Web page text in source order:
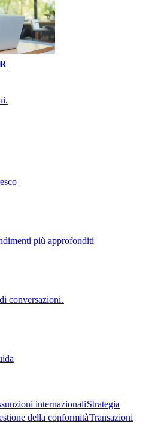
più approfonditi​​
conversazioni.​​
internazionali​​Strategia
della conformità​​Transazioni